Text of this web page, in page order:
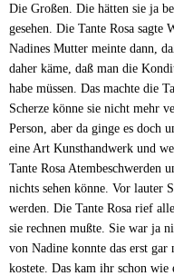
Die Großen. Die hätten sie ja
gesehen. Die Tante Rosa sagte
Nadines Mutter meinte dann,
daher käme, daß man die
habe müssen. Das machte die
Scherze könne sie nicht mehr
Person, aber da ginge es doch
eine Art Kunsthandwerk und
Tante Rosa Atembeschwerden
nichts sehen könne. Vor lauter
werden. Die Tante Rosa rief
sie rechnen mußte. Sie war ja
von Nadine konnte das erst
kostete. Das kam ihr schon